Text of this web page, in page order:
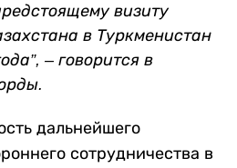
визиту
в Туркменистан
– говорится в
дальнейшего
сотрудничества в